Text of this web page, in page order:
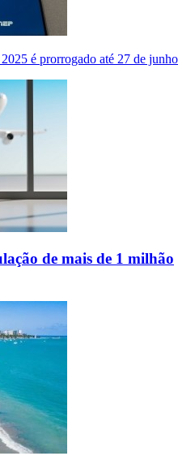
é prorrogado até 27 de junho
de mais de 1 milhão